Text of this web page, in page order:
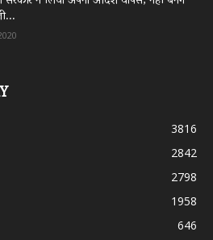
3816
2842
2798
1958
646